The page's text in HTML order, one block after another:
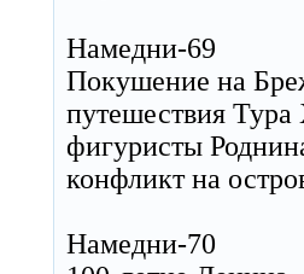
Намедни-69
Покушение на
путешествия
фигуристы
конфликт на
Намедни-70